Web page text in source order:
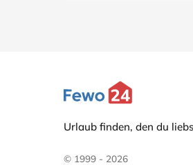
Urlaub finden, den du
© 1999 - 2026